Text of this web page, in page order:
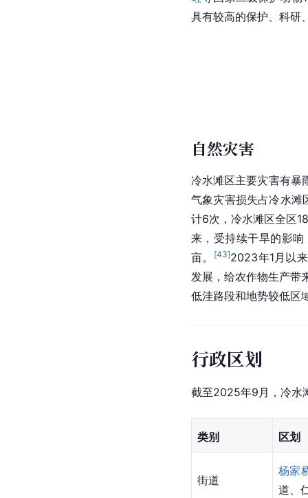
具有较高的保护、科研
自然灾害
冷水滩区主要灾害有暴
气象灾害损失占冷水滩
计6次，冷水滩区全区
来，受持续干旱的影
亩。
[43]2023年1月以
发展，给农作物生产带
低洼路段和地势较低区
行政区划
截至2025年9月，冷水
类别 区划
街道
杨家
道、